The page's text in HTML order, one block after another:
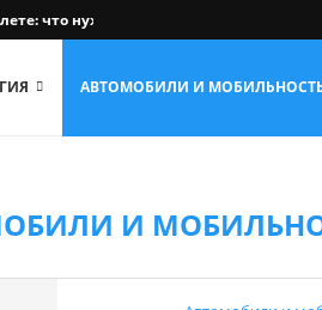
что нужно знать
АВТОМОБИЛИ И
И